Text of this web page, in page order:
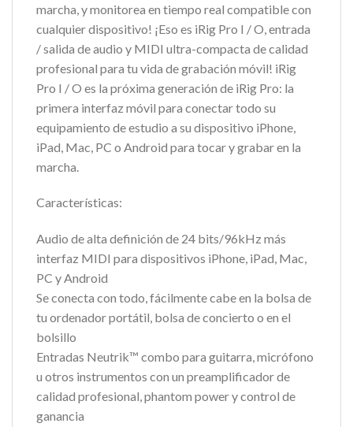
marcha, y monitorea en tiempo real compatible con
cualquier dispositivo! ¡Eso es iRig Pro I / O, entrada
/ salida de audio y MIDI ultra-compacta de calidad
profesional para tu vida de grabación móvil! iRig
Pro I / O es la próxima generación de iRig Pro: la
primera interfaz móvil para conectar todo su
equipamiento de estudio a su dispositivo iPhone,
iPad, Mac, PC o Android para tocar y grabar en la
marcha.
Características:
Audio de alta definición de 24 bits/96kHz más
interfaz MIDI para dispositivos iPhone, iPad, Mac,
PC y Android
Se conecta con todo, fácilmente cabe en la bolsa de
tu ordenador portátil, bolsa de concierto o en el
bolsillo
Entradas Neutrik™ combo para guitarra, micrófono
u otros instrumentos con un preamplificador de
calidad profesional, phantom power y control de
ganancia